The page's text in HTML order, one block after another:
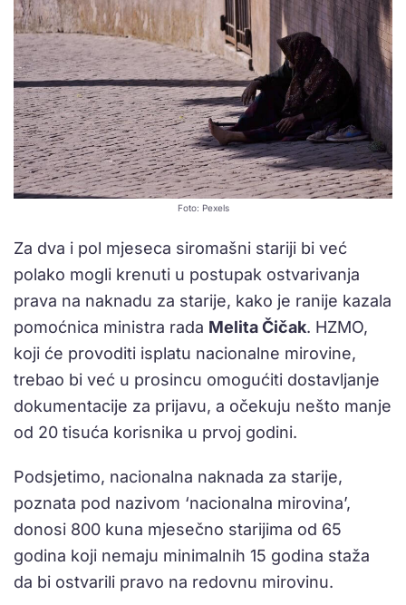
Foto: Pexels
Za dva i pol mjeseca siromašni stariji bi već
polako mogli krenuti u postupak ostvarivanja
prava na naknadu za starije, kako je ranije kazala
pomoćnica ministra rada Melita Čičak. HZMO,
koji će provoditi isplatu nacionalne mirovine,
trebao bi već u prosincu omogućiti dostavljanje
dokumentacije za prijavu, a očekuju nešto manje
od 20 tisuća korisnika u prvoj godini.
Podsjetimo, nacionalna naknada za starije,
poznata pod nazivom ‘nacionalna mirovina’,
donosi 800 kuna mjesečno starijima od 65
godina koji nemaju minimalnih 15 godina staža
da bi ostvarili pravo na redovnu mirovinu.